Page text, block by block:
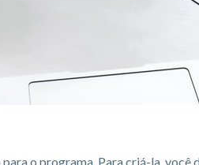
o programa. Para criá-la, você